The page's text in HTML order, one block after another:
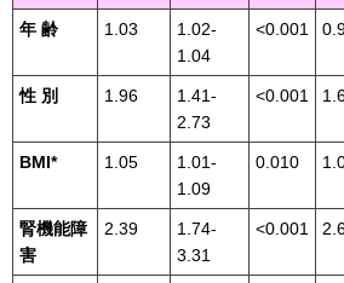
年 齢 1.03
1.02-
1.04
<0.001
性 別 1.96
1.41-
2.73
<0.001
BMI* 1.05
1.01-
1.09
0.010
腎機能障
害
2.39
1.74-
3.31
<0.001